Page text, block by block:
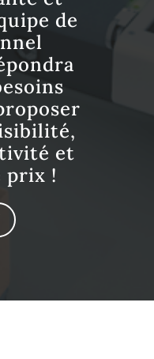
de
et
prix !